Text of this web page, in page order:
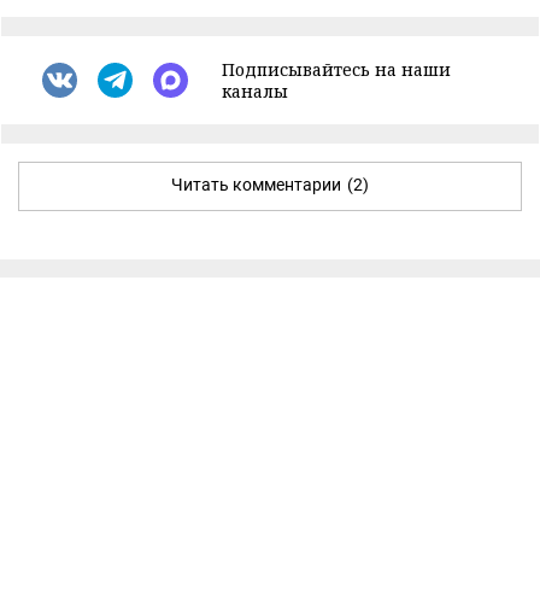
Подписывайтесь на наши
каналы
Читать комментарии (2)